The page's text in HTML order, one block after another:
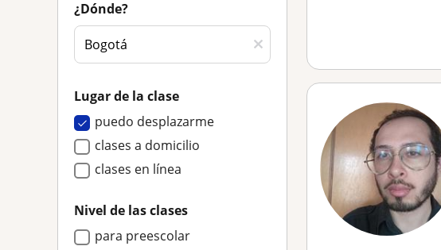
¿Dónde?
Lugar de la clase
puedo desplazarme
clases a domicilio
clases en línea
Nivel de las clases
para preescolar